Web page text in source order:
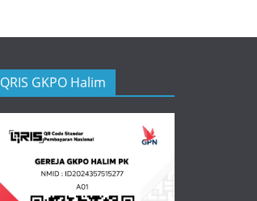
QRIS GKPO Halim